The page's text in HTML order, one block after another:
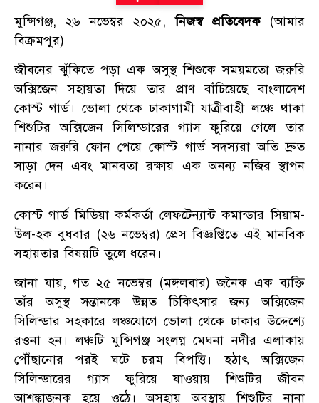
মুন্সিগঞ্জ, ২৬ নভেম্বর ২০২৫,নিজস্ব প্রতিবেদক(আমার
বিক্রমপুর)
জীবনের ঝুঁকিতে পড়া এক অসুস্থ শিশুকে সময়মতো জরুরি
অক্সিজেন সহায়তা দিয়ে তার প্রাণ বাঁচিয়েছে বাংলাদেশ
কোস্ট গার্ড। ভোলা থেকে ঢাকাগামী যাত্রীবাহী লঞ্চে থাকা
শিশুটির অক্সিজেন সিলিন্ডারের গ্যাস ফুরিয়ে গেলে তার
নানার জরুরি ফোন পেয়ে কোস্ট গার্ড সদস্যরা অতি দ্রুত
সাড়া দেন এবং মানবতা রক্ষায় এক অনন্য নজির স্থাপন
করেন।
কোস্ট গার্ড মিডিয়া কর্মকর্তা লেফটেন্যান্ট কমান্ডার সিয়াম-
উল-হক বুধবার (২৬ নভেম্বর) প্রেস বিজ্ঞপ্তিতে এই মানবিক
সহায়তার বিষয়টি তুলে ধরেন।
জানা যায়, গত ২৫ নভেম্বর (মঙ্গলবার) জনৈক এক ব্যক্তি
তাঁর অসুস্থ সন্তানকে উন্নত চিকিৎসার জন্য অক্সিজেন
সিলিন্ডার সহকারে লঞ্চযোগে ভোলা থেকে ঢাকার উদ্দেশ্যে
রওনা হন। লঞ্চটি মুন্সিগঞ্জ সংলগ্ন মেঘনা নদীর এলাকায়
পৌঁছানোর পরই ঘটে চরম বিপত্তি। হঠাৎ অক্সিজেন
সিলিন্ডারের গ্যাস ফুরিয়ে যাওয়ায় শিশুটির জীবন
আশঙ্কাজনক হয়ে ওঠে। অসহায় অবস্থায় শিশুটির নানা